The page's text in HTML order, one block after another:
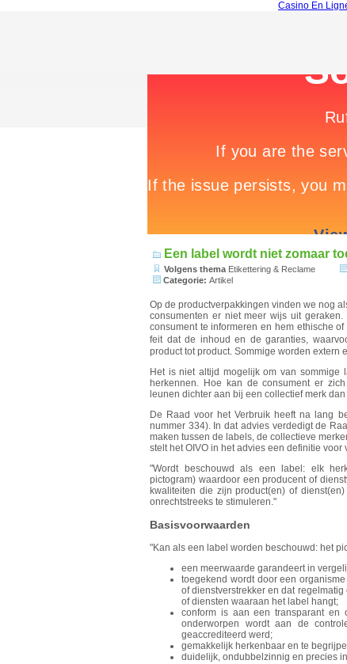
Casino En
Een label wordt niet zomaar
Volgens thema Etikettering & Reclame
Categorie: Artikel
Op de productverpakkingen vinden we nog
consumenten er niet meer wijs uit
consument te informeren en hem ethische
feit dat de inhoud en de garanties,
product tot product. Sommige worden extern
Het is niet altijd mogelijk om van sommige
herkennen. Hoe kan de consument er
leunen dichter aan bij een collectief merk
De Raad voor het Verbruik heeft na lang
nummer 334). In dat advies verdedigt de
maken tussen de labels, de collectieve
stelt het OIVO in het advies een definitie
"Wordt beschouwd als een label: elk
pictogram) waardoor een producent of
kwaliteiten die zijn product(en) of
onrechtstreeks te stimuleren."
Basisvoorwaarden
"Kan als een label worden beschouwd: het
een meerwaarde garandeert in
toegekend wordt door een
of dienstverstrekker en dat
of diensten waaraan het label hangt;
conform is aan een transparant en
onderworpen wordt aan de
geaccrediteerd werd;
gemakkelijk herkenbaar en te
duidelijk, ondubbelzinnig en precies